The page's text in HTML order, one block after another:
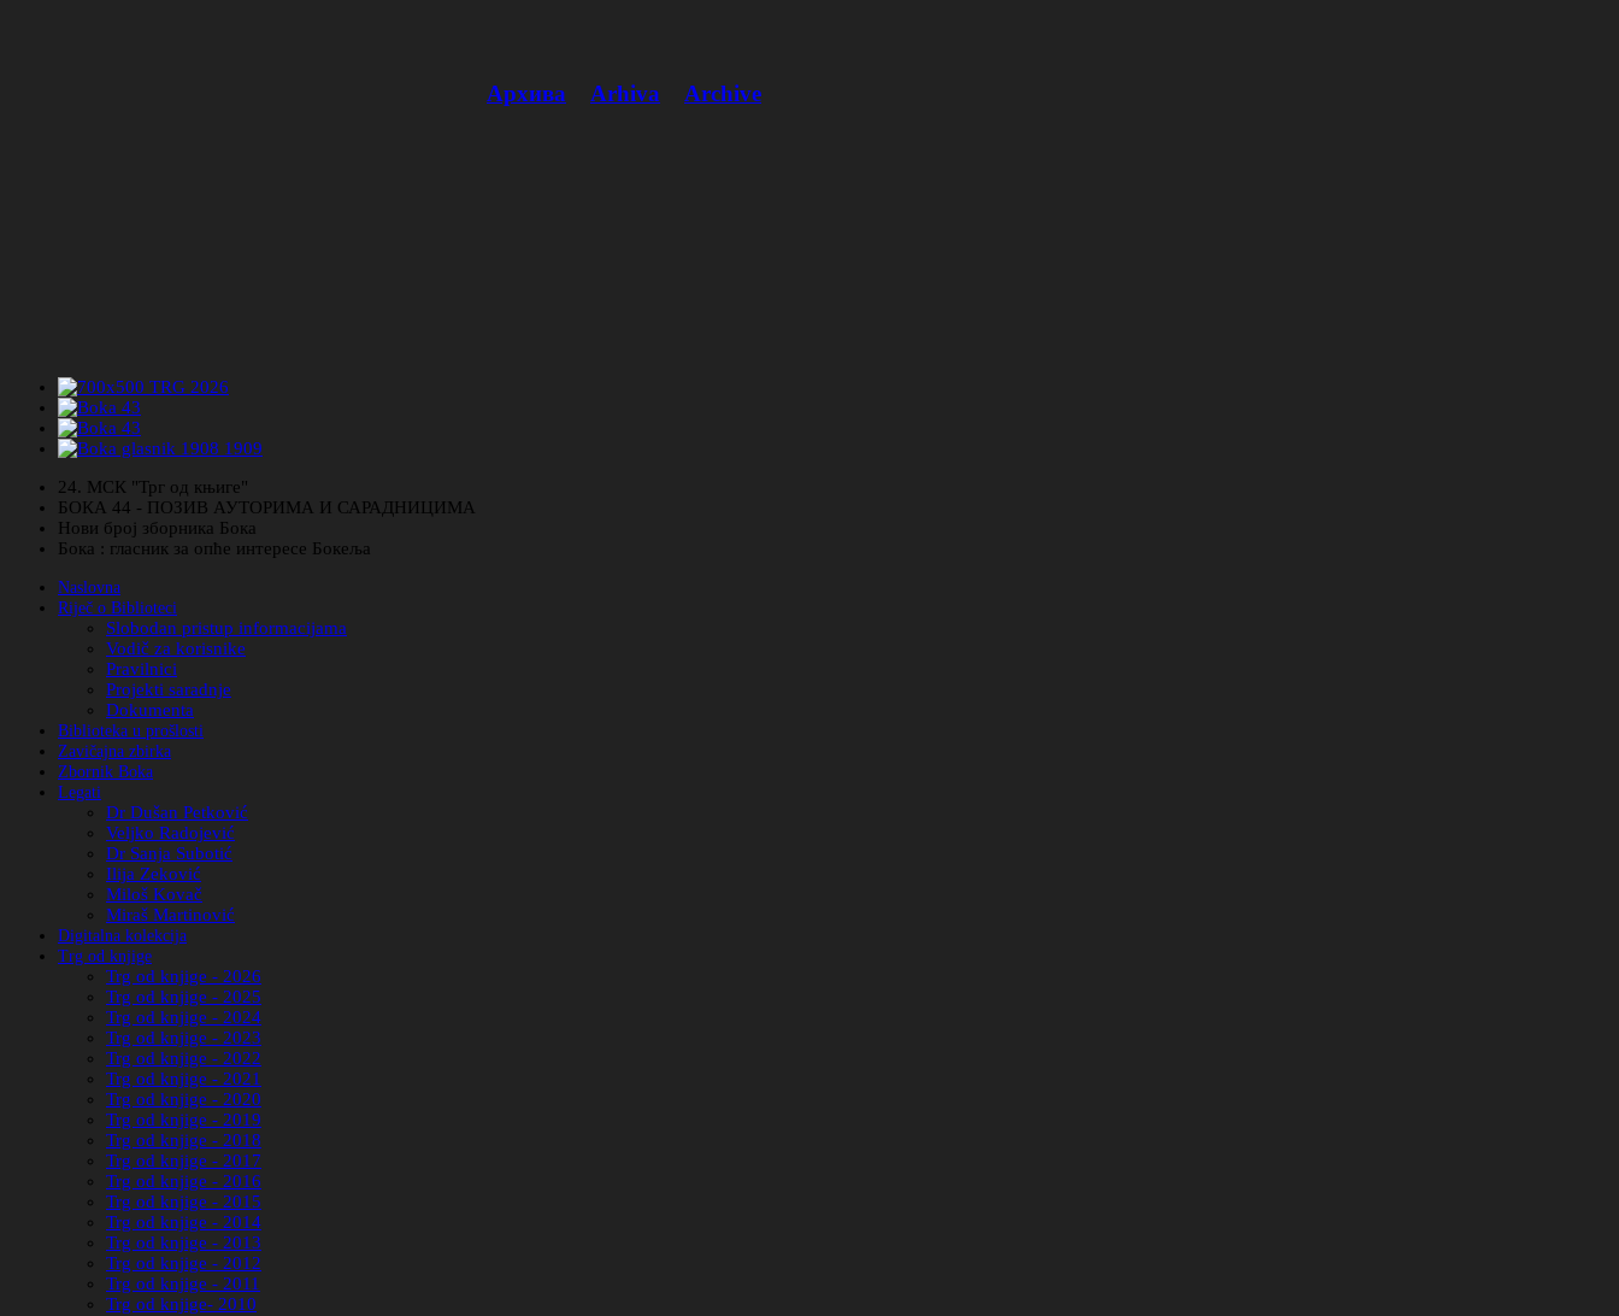
Архива Arhiva Archive
24. МСК "Трг од књиге"
БОКА 44 - ПОЗИВ АУТОРИМА И САРАДНИЦИМА
Нови број зборника Бока
Бока : гласник за опће интересе Бокеља
Naslovna
Riječ o Biblioteci
Slobodan pristup informacijama
Vodič za korisnike
Pravilnici
Projekti saradnje
Dokumenta
Biblioteka u prošlosti
Zavičajna zbirka
Zbornik Boka
Legati
Dr Dušan Petković
Veljko Radojević
Dr Sanja Subotić
Ilija Zeković
Miloš Kovač
Miraš Martinović
Digitalna kolekcija
Trg od knjige
Trg od knjige - 2026
Trg od knjige - 2025
Trg od knjige - 2024
Trg od knjige - 2023
Trg od knjige - 2022
Trg od knjige - 2021
Trg od knjige - 2020
Trg od knjige - 2019
Trg od knjige - 2018
Trg od knjige - 2017
Trg od knjige - 2016
Trg od knjige - 2015
Trg od knjige - 2014
Trg od knjige - 2013
Trg od knjige - 2012
Trg od knjige - 2011
Trg od knjige- 2010